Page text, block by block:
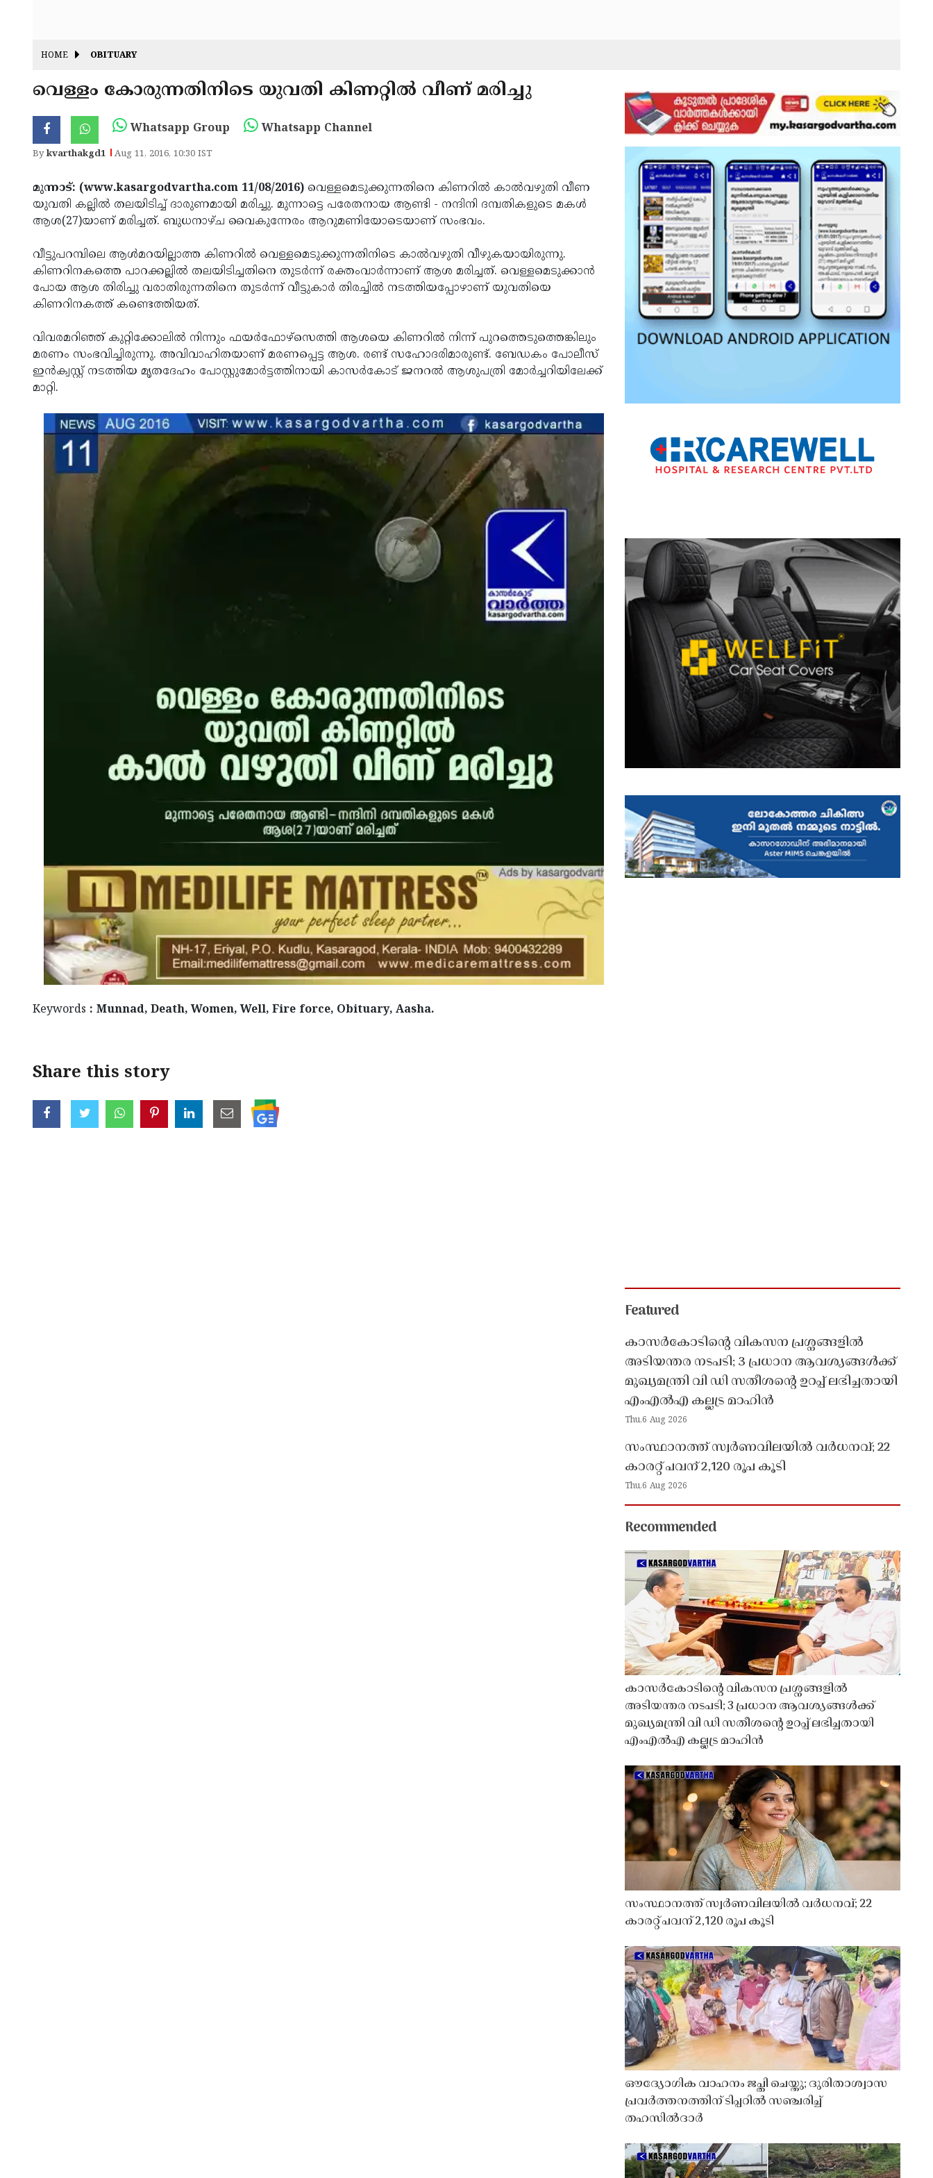
HOME OBITUARY
വെള്ളം കോരുന്നതിനിടെ യുവതി കിണറ്റില്‍ വീണ് മരിച്ചു
Whatsapp Group Whatsapp Channel
Bykvarthakgd1 Aug 11, 2016, 10:30 IST
മുന്നാട്: (www.kasargodvartha.com 11/08/2016) വെള്ളമെടുക്കുന്നതിനെ കിണറില്‍ കാല്‍വഴുതി വീണ
യുവതി കല്ലില്‍ തലയിടിച്ച് ദാരുണമായി മരിച്ചു. മുന്നാട്ടെ പരേതനായ ആണ്ടി - നന്ദിനി ദമ്പതികളുടെ മകള്‍
ആശ(27)യാണ് മരിച്ചത്. ബുധനാഴ്ച വൈകുന്നേരം ആറുമണിയോടെയാണ് സംഭവം.
വീട്ടുപറമ്പിലെ ആള്‍മറയില്ലാത്ത കിണറില്‍ വെള്ളമെടുക്കുന്നതിനിടെ കാല്‍വഴുതി വീഴുകയായിരുന്നു.
കിണറിനകത്തെ പാറക്കല്ലില്‍ തലയിടിച്ചതിനെ തുടര്‍ന്ന് രക്തംവാര്‍ന്നാണ് ആശ മരിച്ചത്. വെള്ളമെടുക്കാന്‍
പോയ ആശ തിരിച്ചു വരാതിരുന്നതിനെ തുടര്‍ന്ന് വീട്ടുകാര്‍ തിരച്ചില്‍ നടത്തിയപ്പോഴാണ് യുവതിയെ
കിണറിനകത്ത് കണ്ടെത്തിയത്.
വിവരമറിഞ്ഞ് കുറ്റിക്കോലില്‍ നിന്നും ഫയര്‍ഫോഴ്‌സെത്തി ആശയെ കിണറില്‍ നിന്ന് പുറത്തെടുത്തെങ്കിലും
മരണം സംഭവിച്ചിരുന്നു. അവിവാഹിതയാണ് മരണപ്പെട്ട ആശ. രണ്ട് സഹോദരിമാരുണ്ട്. ബേഡകം പോലീസ്
ഇന്‍ക്വസ്റ്റ് നടത്തിയ മൃതദേഹം പോസ്റ്റുമോര്‍ട്ടത്തിനായി കാസര്‍കോട് ജനറല്‍ ആശുപത്രി മോര്‍ച്ചറിയിലേക്ക്
മാറ്റി.
Keywords : Munnad, Death, Women, Well, Fire force, Obituary, Aasha.
Share this story
Featured
കാസർകോടിൻ്റെ വികസന പ്രശ്നങ്ങളിൽ
അടിയന്തര നടപടി; 3 പ്രധാന ആവശ്യങ്ങൾക്ക്
മുഖ്യമന്ത്രി വി ഡി സതീശൻ്റെ ഉറപ്പ് ലഭിച്ചതായി
എംഎൽഎ കല്ലട്ര മാഹിൻ
Thu,6 Aug 2026
സംസ്ഥാനത്ത് സ്വർണവിലയിൽ വർധനവ്; 22
കാരറ്റ് പവന് 2,120 രൂപ കൂടി
Thu,6 Aug 2026
Recommended
കാസർകോടിൻ്റെ വികസന പ്രശ്നങ്ങളിൽ
അടിയന്തര നടപടി; 3 പ്രധാന ആവശ്യങ്ങൾക്ക്
മുഖ്യമന്ത്രി വി ഡി സതീശൻ്റെ ഉറപ്പ് ലഭിച്ചതായി
എംഎൽഎ കല്ലട്ര മാഹിൻ
സംസ്ഥാനത്ത് സ്വർണവിലയിൽ വർധനവ്; 22
കാരറ്റ് പവന് 2,120 രൂപ കൂടി
ഔദ്യോഗിക വാഹനം ജപ്തി ചെയ്തു; ദുരിതാശ്വാസ
പ്രവർത്തനത്തിന് ടിപ്പറിൽ സഞ്ചരിച്ച്
തഹസിൽദാർ